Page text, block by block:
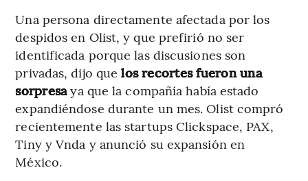
Una persona directamente afectada por los
despidos en Olist, y que prefirió no ser
identificada porque las discusiones son
privadas, dijo quelos recortes fueron una
sorpresaya que la compañía había estado
expandiéndose durante un mes. Olist compró
recientemente las startups Clickspace, PAX,
Tiny y Vnda y anunció su expansión en
México.